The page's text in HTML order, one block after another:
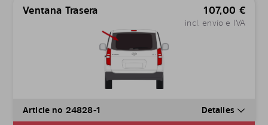
Ventana Trasera 107,00 €
incl. envío e IVA
Article no 24828-1 Detalles